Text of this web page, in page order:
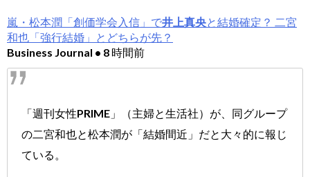
嵐・松本潤「創価学会入信」で井上真央と結婚確定？ 二宮
和也「強行結婚」とどちらが先？
Business Journal • 8 時間前
「週刊女性PRIME」（主婦と生活社）が、同グループ
の二宮和也と松本潤が「結婚間近」だと大々的に報じ
ている。